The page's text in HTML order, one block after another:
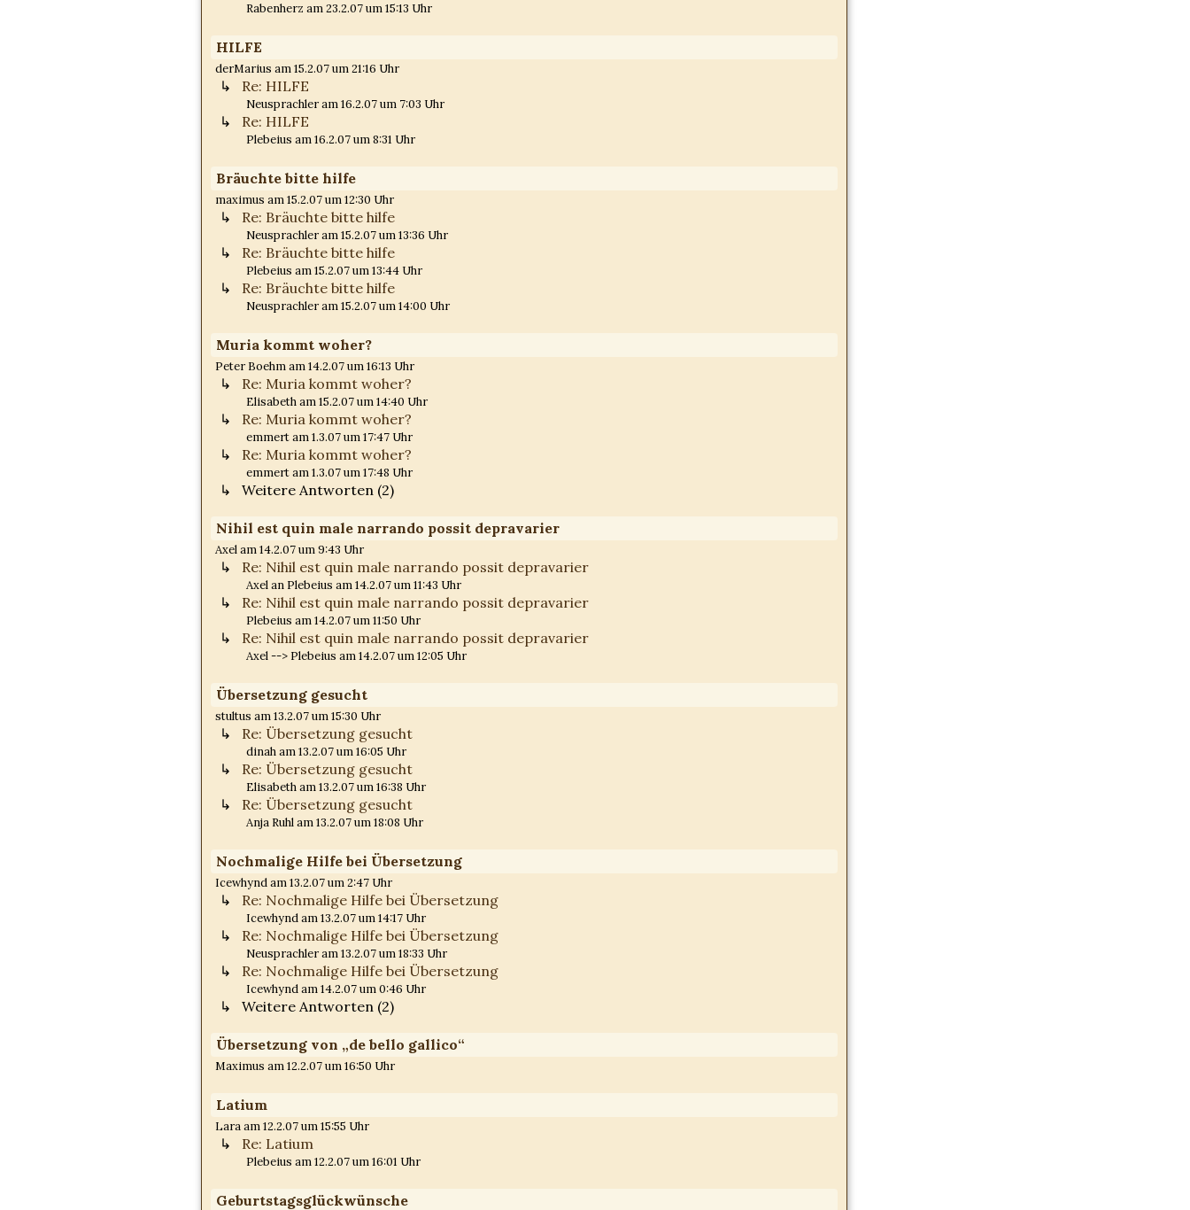
Rabenherz am 23.2.07 um 15:13 Uhr
HILFE
derMarius am 15.2.07 um 21:16 Uhr
Re: HILFE
Neusprachler am 16.2.07 um 7:03 Uhr
Re: HILFE
Plebeius am 16.2.07 um 8:31 Uhr
Bräuchte bitte hilfe
maximus am 15.2.07 um 12:30 Uhr
Re: Bräuchte bitte hilfe
Neusprachler am 15.2.07 um 13:36 Uhr
Re: Bräuchte bitte hilfe
Plebeius am 15.2.07 um 13:44 Uhr
Re: Bräuchte bitte hilfe
Neusprachler am 15.2.07 um 14:00 Uhr
Muria kommt woher?
Peter Boehm am 14.2.07 um 16:13 Uhr
Re: Muria kommt woher?
Elisabeth am 15.2.07 um 14:40 Uhr
Re: Muria kommt woher?
emmert am 1.3.07 um 17:47 Uhr
Re: Muria kommt woher?
emmert am 1.3.07 um 17:48 Uhr
Weitere Antworten (2)
Nihil est quin male narrando possit depravarier
Axel am 14.2.07 um 9:43 Uhr
Re: Nihil est quin male narrando possit depravarier
Axel an Plebeius am 14.2.07 um 11:43 Uhr
Re: Nihil est quin male narrando possit depravarier
Plebeius am 14.2.07 um 11:50 Uhr
Re: Nihil est quin male narrando possit depravarier
Axel --> Plebeius am 14.2.07 um 12:05 Uhr
Übersetzung gesucht
stultus am 13.2.07 um 15:30 Uhr
Re: Übersetzung gesucht
dinah am 13.2.07 um 16:05 Uhr
Re: Übersetzung gesucht
Elisabeth am 13.2.07 um 16:38 Uhr
Re: Übersetzung gesucht
Anja Ruhl am 13.2.07 um 18:08 Uhr
Nochmalige Hilfe bei Übersetzung
Icewhynd am 13.2.07 um 2:47 Uhr
Re: Nochmalige Hilfe bei Übersetzung
Icewhynd am 13.2.07 um 14:17 Uhr
Re: Nochmalige Hilfe bei Übersetzung
Neusprachler am 13.2.07 um 18:33 Uhr
Re: Nochmalige Hilfe bei Übersetzung
Icewhynd am 14.2.07 um 0:46 Uhr
Weitere Antworten (2)
Übersetzung von „de bello gallico“
Maximus am 12.2.07 um 16:50 Uhr
Latium
Lara am 12.2.07 um 15:55 Uhr
Re: Latium
Plebeius am 12.2.07 um 16:01 Uhr
Geburtstagsglückwünsche